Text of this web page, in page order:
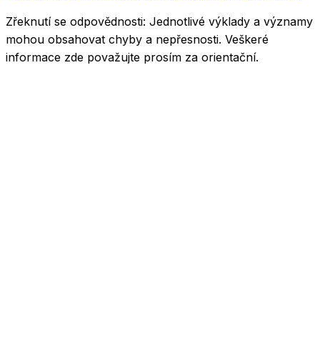
Zřeknutí se odpovědnosti: Jednotlivé výklady a významy
mohou obsahovat chyby a nepřesnosti. Veškeré
informace zde považujte prosím za orientační.